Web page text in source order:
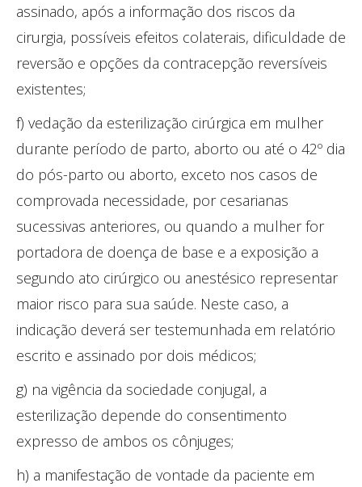
assinado, após a informação dos riscos da
cirurgia, possíveis efeitos colaterais, dificuldade de
reversão e opções da contracepção reversíveis
existentes;
f) vedação da esterilização cirúrgica em mulher
durante período de parto, aborto ou até o 42º dia
do pós-parto ou aborto, exceto nos casos de
comprovada necessidade, por cesarianas
sucessivas anteriores, ou quando a mulher for
portadora de doença de base e a exposição a
segundo ato cirúrgico ou anestésico representar
maior risco para sua saúde. Neste caso, a
indicação deverá ser testemunhada em relatório
escrito e assinado por dois médicos;
g) na vigência da sociedade conjugal, a
esterilização depende do consentimento
expresso de ambos os cônjuges;
h) a manifestação de vontade da paciente em